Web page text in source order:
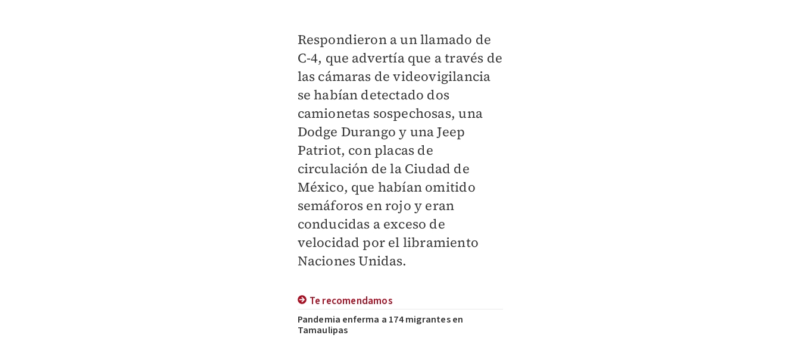
Respondieron a un llamado de
C-4, que advertía que a través de
las cámaras de videovigilancia
se habían detectado dos
camionetas sospechosas, una
Dodge Durango y una Jeep
Patriot, con placas de
circulación de la Ciudad de
México, que habían omitido
semáforos en rojo y eran
conducidas a exceso de
velocidad por el libramiento
Naciones Unidas.
Te recomendamos
Pandemia enferma a 174 migrantes en
Tamaulipas